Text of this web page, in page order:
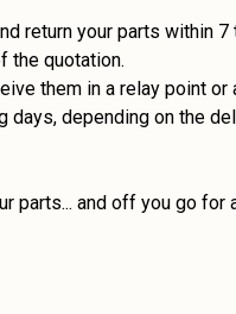
return your parts within
the quotation.
them in a relay point or
days, depending on the
parts... and off you go for